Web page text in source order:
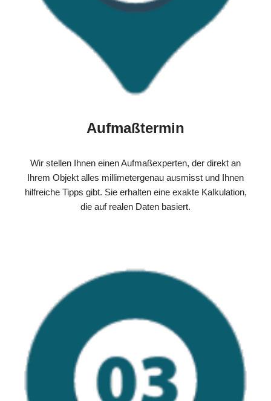
Aufmaßtermin
Wir stellen Ihnen einen Aufmaßexperten, der direkt an
Ihrem Objekt alles millimetergenau ausmisst und Ihnen
hilfreiche Tipps gibt. Sie erhalten eine exakte Kalkulation,
die auf realen Daten basiert.